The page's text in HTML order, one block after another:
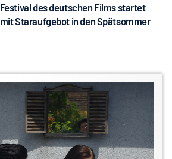
Festival des deutschen Films startet
mit Staraufgebot in den Spätsommer